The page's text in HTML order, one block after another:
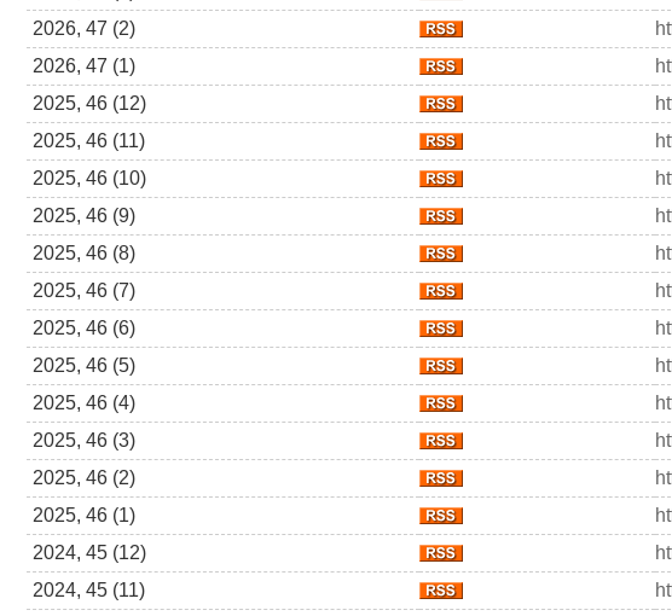
2026, 47 (2)
2026, 47 (1)
2025, 46 (12)
2025, 46 (11)
2025, 46 (10)
2025, 46 (9)
2025, 46 (8)
2025, 46 (7)
2025, 46 (6)
2025, 46 (5)
2025, 46 (4)
2025, 46 (3)
2025, 46 (2)
2025, 46 (1)
2024, 45 (12)
2024, 45 (11)